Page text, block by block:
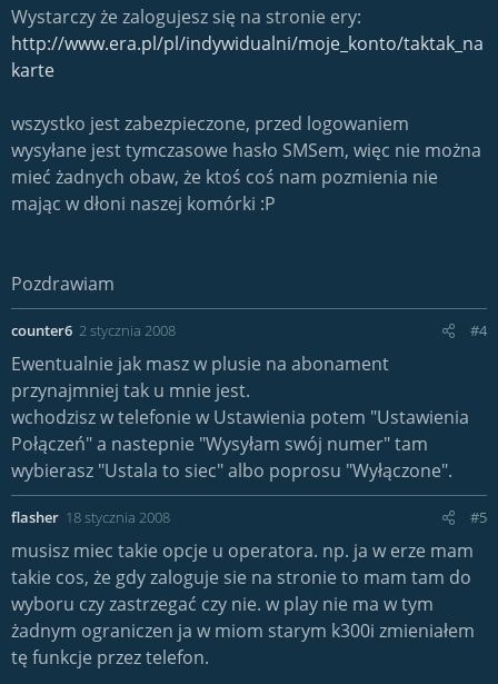
Wystarczy że zalogujesz się na stronie ery:
http://www.era.pl/pl/indywidualni/moje_konto/taktak_na
karte
wszystko jest zabezpieczone, przed logowaniem
wysyłane jest tymczasowe hasło SMSem, więc nie można
mieć żadnych obaw, że ktoś coś nam pozmienia nie
mając w dłoni naszej komórki :P
Pozdrawiam
counter6 2 stycznia 2008 #4
Ewentualnie jak masz w plusie na abonament
przynajmniej tak u mnie jest.
wchodzisz w telefonie w Ustawienia potem "Ustawienia
Połączeń" a nastepnie "Wysyłam swój numer" tam
wybierasz "Ustala to siec" albo poprosu "Wyłączone".
flasher 18 stycznia 2008 #5
musisz miec takie opcje u operatora. np. ja w erze mam
takie cos, że gdy zaloguje sie na stronie to mam tam do
wyboru czy zastrzegać czy nie. w play nie ma w tym
żadnym ograniczen ja w miom starym k300i zmieniałem
tę funkcje przez telefon.